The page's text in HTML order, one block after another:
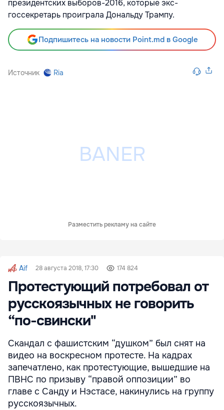
президентских выборов-2016, которые экс-
госсекретарь проиграла Дональду Трампу.
Подпишитесь на новости Point.md в Google
Источник Ria
Разместить рекламу на сайте
Aif 28 августа 2018, 17:30 174 824
Протестующий потребовал от
русскоязычных не говорить
“по-свински"
Cкандал с фашистским “душком” был снят на
видео на воскресном протесте. На кадрах
запечатлено, как протестующие, вышедшие на
ПВНС по призыву “правой оппозиции” во
главе с Санду и Нэстасе, накинулись на группу
русскоязычных.